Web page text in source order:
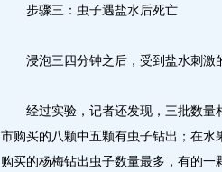
步骤三：虫子遇盐水后死亡
浸泡三四分钟之后，受到盐水刺激
经过实验，记者还发现，三批数量
市购买的八颗中五颗有虫子钻出；在
购买的杨梅钻出虫子数量最多，有的一